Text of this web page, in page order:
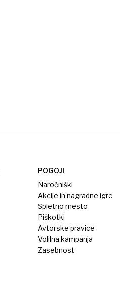
POGOJI
Naročniški
Akcije in nagradne igre
Spletno mesto
Piškotki
Avtorske pravice
Volilna kampanja
Zasebnost